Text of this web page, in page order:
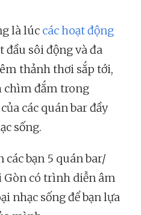
là lúc các hoạt động
đầu sôi động và đa
thảnh thơi sắp tới,
chìm đắm trong
các quán bar đầy
sống.
bạn 5 quán bar/
Gòn có trình diễn âm
nhạc sống để bạn lựa